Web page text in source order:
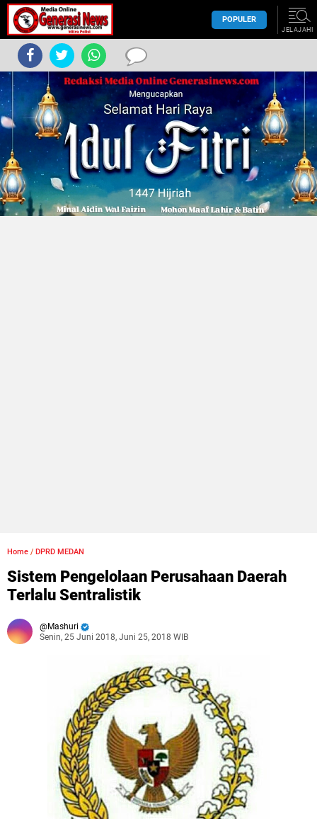
POPULER
JELAJAHI
Home / DPRD MEDAN
Sistem Pengelolaan Perusahaan Daerah
Terlalu Sentralistik
Mashuri
Senin, 25 Juni 2018, Juni 25, 2018 WIB